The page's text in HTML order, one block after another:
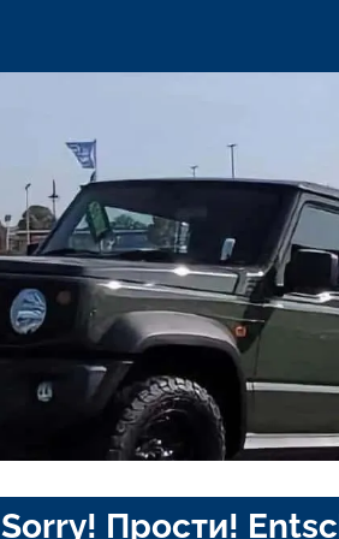
Sorry! Прости!